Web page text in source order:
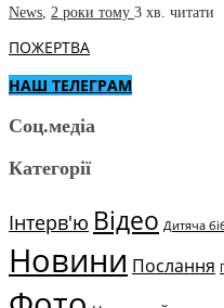
News, 2 роки тому 3 хв. читати
ПОЖЕРТВА
НАШ ТЕЛЕГРАМ
Соц.медіа
Категорії
Інтерв'ю Відео Дитяча
Новини Послання